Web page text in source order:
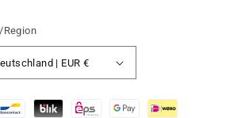
Region
Deutschland | EUR €